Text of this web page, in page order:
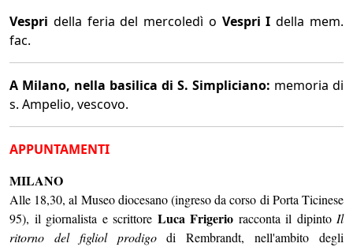
Vespri della feria del mercoledì o Vespri I della mem.
fac.
A Milano, nella basilica di S. Simpliciano: memoria di
s. Ampelio, vescovo.
APPUNTAMENTI
MILANO
Alle 18,30, al Museo diocesano (ingreso da corso di Porta Ticinese
95), il giornalista e scrittore Luca Frigerio racconta il dipinto Il
ritorno del figliol prodigodi Rembrandt, nell'ambito degli